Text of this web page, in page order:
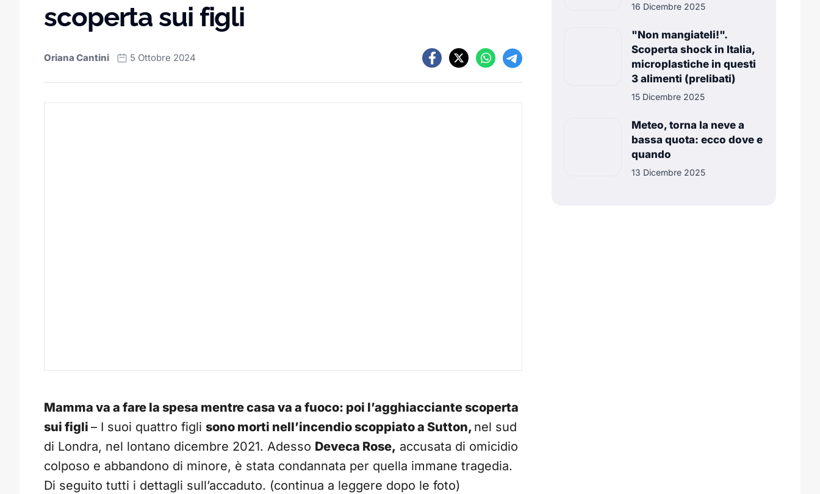
scoperta sui figli
Oriana Cantini 5 Ottobre 2024
Mamma va a fare la spesa mentre casa va a fuoco: poi l’agghiacciante scoperta
sui figli – I suoi quattro figli sono morti nell’incendio scoppiato a Sutton, nel sud
di Londra, nel lontano dicembre 2021. Adesso Deveca Rose, accusata di omicidio
colposo e abbandono di minore, è stata condannata per quella immane tragedia.
Di seguito tutti i dettagli sull’accaduto. (continua a leggere dopo le foto)
16 Dicembre 2025
"Non mangiateli!".
Scoperta shock in Italia,
microplastiche in questi
3 alimenti (prelibati)
15 Dicembre 2025
Meteo, torna la neve a
bassa quota: ecco dove e
quando
13 Dicembre 2025